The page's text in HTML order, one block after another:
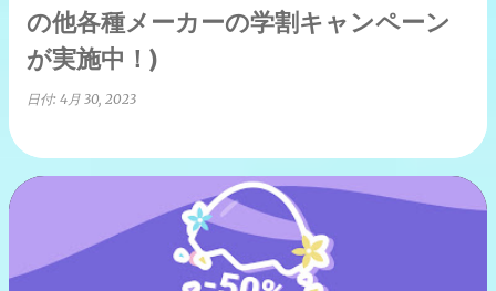
の他各種メーカーの学割キャンペーン
が実施中！)
日付: 4月 30, 2023